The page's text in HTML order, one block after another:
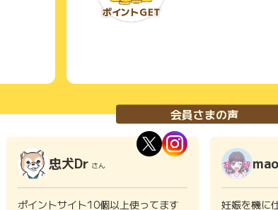
会員さまの声
忠犬Dr さん
ポイントサイト10個以上使ってます
mao
妊娠を機に